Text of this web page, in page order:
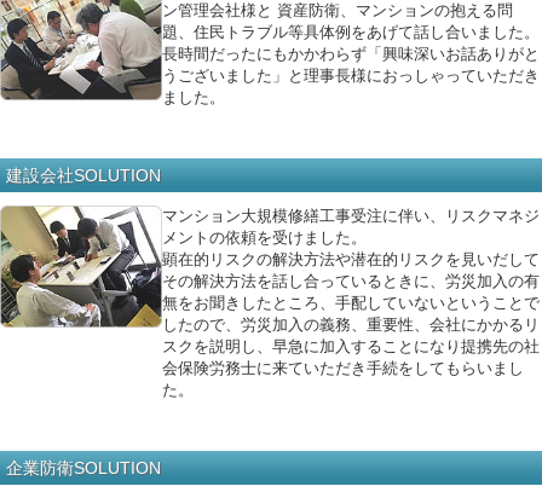
ン管理会社様と 資産防衛、マンションの抱える問
題、住民トラブル等具体例をあげて話し合いました。
長時間だったにもかかわらず「興味深いお話ありがと
うございました」と理事長様におっしゃっていただき
ました。
建設会社SOLUTION
マンション大規模修繕工事受注に伴い、リスクマネジ
メントの依頼を受けました。
顕在的リスクの解決方法や潜在的リスクを見いだして
その解決方法を話し合っているときに、労災加入の有
無をお聞きしたところ、手配していないということで
したので、労災加入の義務、重要性、会社にかかるリ
スクを説明し、早急に加入することになり提携先の社
会保険労務士に来ていただき手続をしてもらいまし
た。
企業防衛SOLUTION